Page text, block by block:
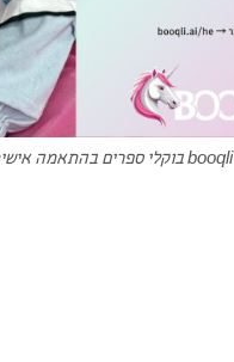
booqli בוקלי ספרים בהתאמה אישית לילדים